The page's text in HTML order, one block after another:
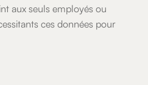
aux seuls employés ou
ces données pour